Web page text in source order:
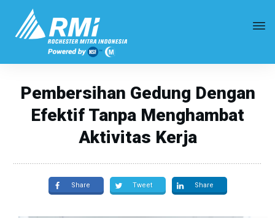
Pembersihan Gedung Dengan
Efektif Tanpa Menghambat
Aktivitas Kerja
Share Tweet Share